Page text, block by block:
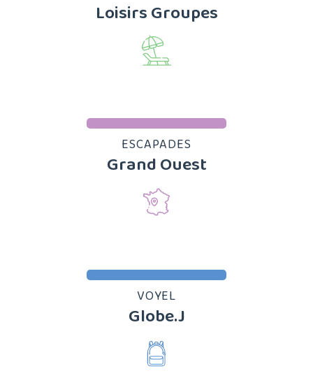
Loisirs Groupes
ESCAPADES
Grand Ouest
VOYEL
Globe.J